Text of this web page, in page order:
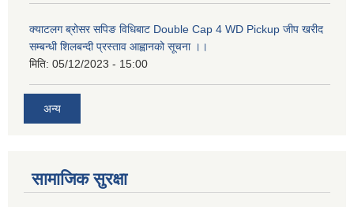
क्याटलग ब्रोसर सपिङ विधिबाट Double Cap 4 WD Pickup जीप खरीद
सम्बन्धी शिलबन्दी प्रस्ताव आह्वानको सूचना ।।
मिति: 05/12/2023 - 15:00
अन्य
सामाजिक सुरक्षा